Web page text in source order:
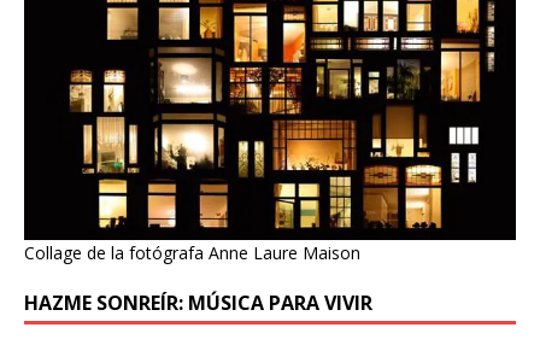
Collage de la fotógrafa Anne Laure Maison
HAZME SONREÍR: MÚSICA PARA VIVIR